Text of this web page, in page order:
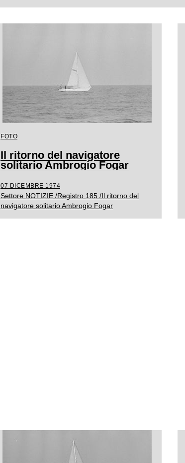
FOTO
Il ritorno del navigatore
solitario Ambrogio Fogar
07 DICEMBRE 1974
Settore NOTIZIE /Registro 185 /Il ritorno del
navigatore solitario Ambrogio Fogar